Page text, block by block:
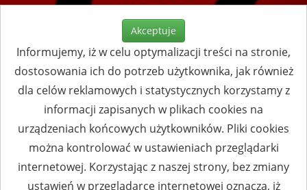
Akceptuje
Informujemy, iż w celu optymalizacji treści na stronie,
dostosowania ich do potrzeb użytkownika, jak również
dla celów reklamowych i statystycznych korzystamy z
informacji zapisanych w plikach cookies na
urządzeniach końcowych użytkowników. Pliki cookies
można kontrolować w ustawieniach przeglądarki
internetowej. Korzystając z naszej strony, bez zmiany
ustawień w przeglądarce internetowej oznacza, iż